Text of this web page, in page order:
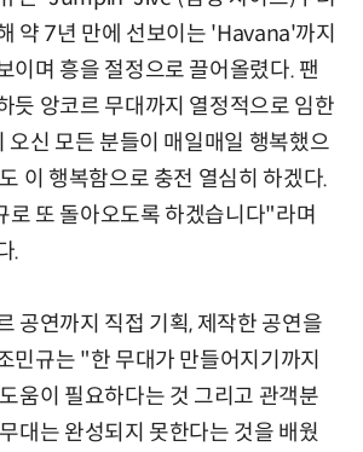
약 7년 만에 선보이는 'Havana'까지
이며 흥을 절정으로 끌어올렸다. 팬
듯 앙코르 무대까지 열정적으로 임한
오신 모든 분들이 매일매일 행복했으
이 행복함으로 충전 열심히 하겠다.
로 또 돌아오도록 하겠습니다"라며
.
공연까지 직접 기획, 제작한 공연을
민규는 "한 무대가 만들어지기까지
움이 필요하다는 것 그리고 관객분
대는 완성되지 못한다는 것을 배웠